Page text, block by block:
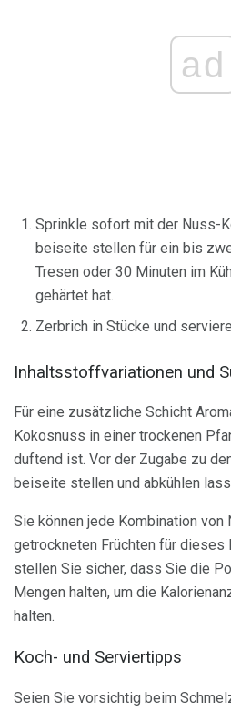
ad
Sprinkle sofort mit der Nuss-
beiseite stellen für ein bis
Tresen oder 30 Minuten im
gehärtet hat.
Zerbrich in Stücke und
Inhaltsstoffvariationen und
Für eine zusätzliche Schicht
Kokosnuss in einer trockenen
duftend ist. Vor der Zugabe zu
beiseite stellen und abkühlen
Sie können jede Kombination von
getrockneten Früchten für dieses
stellen Sie sicher, dass Sie die
Mengen halten, um die
halten.
Koch- und Serviertipps
Seien Sie vorsichtig beim